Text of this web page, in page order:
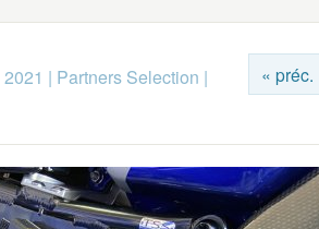
« préc.
2021 | Partners Selection |